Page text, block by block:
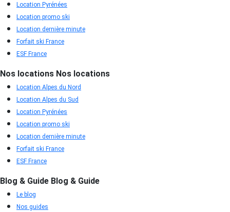
Location Pyrénées
Location promo ski
Location dernière minute
Forfait ski France
ESF France
Nos locations Nos locations
Location Alpes du Nord
Location Alpes du Sud
Location Pyrénées
Location promo ski
Location dernière minute
Forfait ski France
ESF France
Blog & Guide Blog & Guide
Le blog
Nos guides